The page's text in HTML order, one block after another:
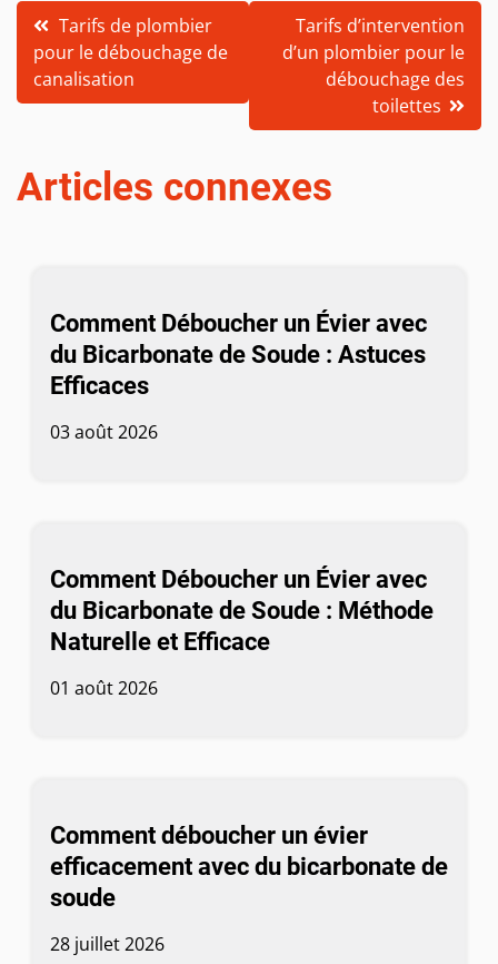
Navigation
de
l’article
Tarifs de plombier
pour le débouchage de
canalisation
Tarifs d’intervention
d’un plombier pour le
débouchage des
toilettes
Articles connexes
Comment Déboucher un Évier avec
du Bicarbonate de Soude : Astuces
Efficaces
03 août 2026
Comment Déboucher un Évier avec
du Bicarbonate de Soude : Méthode
Naturelle et Efficace
01 août 2026
Comment déboucher un évier
efficacement avec du bicarbonate de
soude
28 juillet 2026